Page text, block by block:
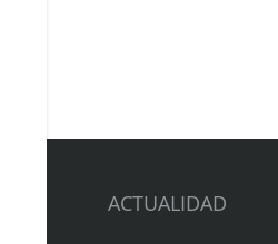
ACTUALIDAD